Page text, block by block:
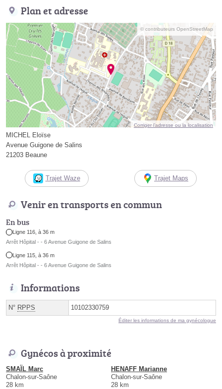
Plan et adresse
© contributeurs OpenStreetMap
Corriger l’adresse ou la localisation
MICHEL Eloïse
Avenue Guigone de Salins
21203 Beaune
Trajet Waze Trajet Maps
Venir en transports en commun
En bus
Ligne 116, à 36 m
Arrêt Hôpital - - 6 Avenue Guigone de Salins
Ligne 115, à 36 m
Arrêt Hôpital - - 6 Avenue Guigone de Salins
Informations
N° RPPS 10102330759
Éditer les informations de ma gynécologue
Gynécos à proximité
SMAÏL Marc
Chalon-sur-Saône
28 km
HENAFF Marianne
Chalon-sur-Saône
28 km